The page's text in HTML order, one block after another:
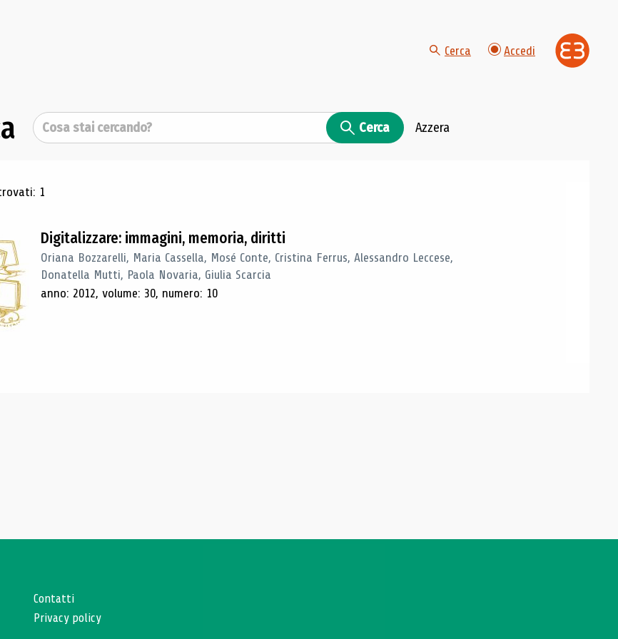
Cerca Accedi
Cerca Cerca Azzera
di ricerca
1
Digitalizzare: immagini, memoria, diritti
Oriana Bozzarelli, Maria Cassella, Mosé Conte, Cristina Ferrus, Alessandro Leccese,
Donatella Mutti, Paola Novaria, Giulia Scarcia
anno: 2012, volume: 30, numero: 10
Contatti
Privacy policy